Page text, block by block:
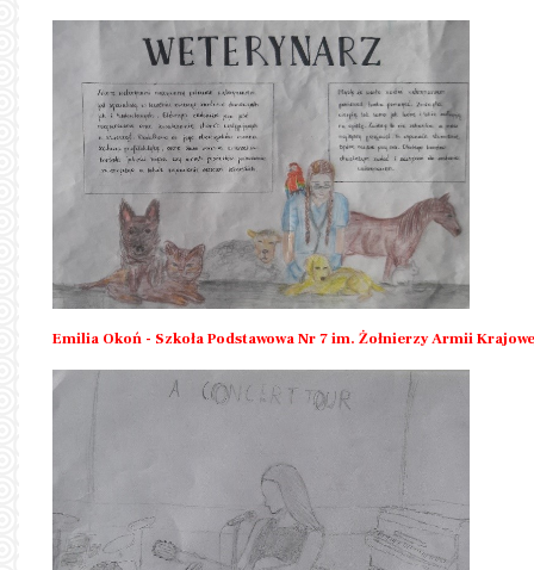
Emilia Okoń - Szkoła Podstawowa Nr 7 im. Żołnierzy Armii